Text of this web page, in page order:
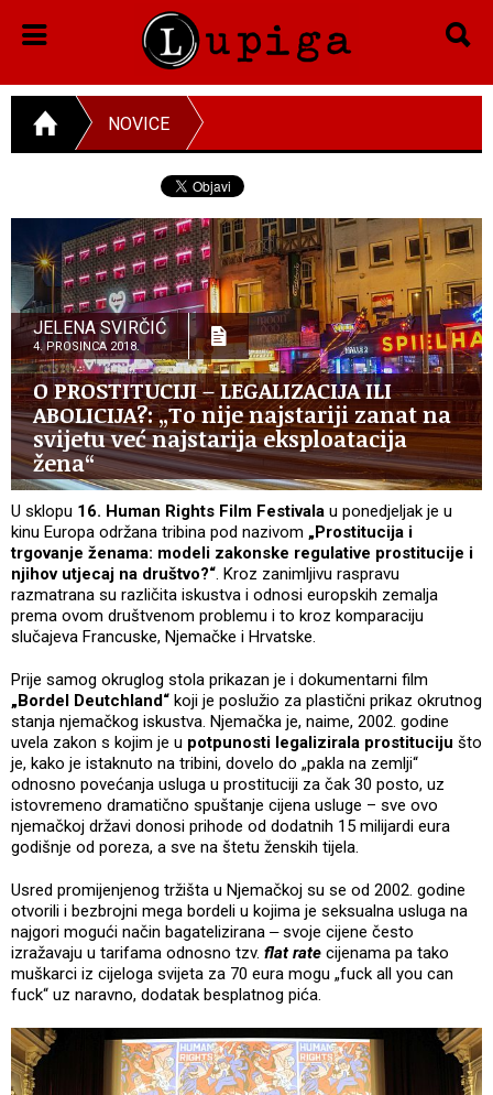
NOVICE
JELENA SVIRČIĆ
4. PROSINCA 2018.
O PROSTITUCIJI – LEGALIZACIJA ILI
ABOLICIJA?: „To nije najstariji zanat na
svijetu već najstarija eksploatacija
žena“
U sklopu 16. Human Rights Film Festivala u ponedjeljak je u
kinu Europa održana tribina pod nazivom „Prostitucija i
trgovanje ženama: modeli zakonske regulative prostitucije i
njihov utjecaj na društvo?“. Kroz zanimljivu raspravu
razmatrana su različita iskustva i odnosi europskih zemalja
prema ovom društvenom problemu i to kroz komparaciju
slučajeva Francuske, Njemačke i Hrvatske.
Prije samog okruglog stola prikazan je i dokumentarni film
„Bordel Deutchland“ koji je poslužio za plastični prikaz okrutnog
stanja njemačkog iskustva. Njemačka je, naime, 2002. godine
uvela zakon s kojim je u potpunosti legalizirala prostituciju što
je, kako je istaknuto na tribini, dovelo do „pakla na zemlji“
odnosno povećanja usluga u prostituciji za čak 30 posto, uz
istovremeno dramatično spuštanje cijena usluge – sve ovo
njemačkoj državi donosi prihode od dodatnih 15 milijardi eura
godišnje od poreza, a sve na štetu ženskih tijela.
Usred promijenjenog tržišta u Njemačkoj su se od 2002. godine
otvorili i bezbrojni mega bordeli u kojima je seksualna usluga na
najgori mogući način bagatelizirana ‒ svoje cijene često
izražavaju u tarifama odnosno tzv. flat rate cijenama pa tako
muškarci iz cijeloga svijeta za 70 eura mogu „fuck all you can
fuck“ uz naravno, dodatak besplatnog pića.